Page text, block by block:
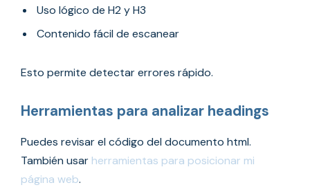
Uso lógico de H2 y H3
Contenido fácil de escanear
Esto permite detectar errores rápido.
Herramientas para analizar headings
Puedes revisar el código del documento html.
También usar herramientas para posicionar mi
página web.